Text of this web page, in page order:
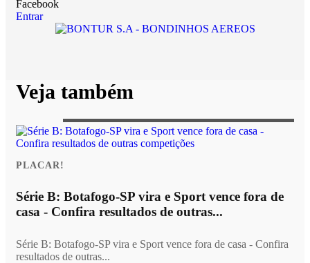
Facebook
Entrar
Veja também
PLACAR!
Série B: Botafogo-SP vira e Sport vence fora de
casa - Confira resultados de outras...
Série B: Botafogo-SP vira e Sport vence fora de casa - Confira
resultados de outras...